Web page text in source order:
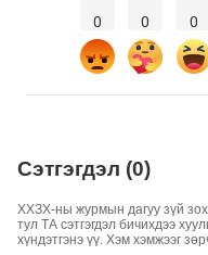
0 0 0
Сэтгэгдэл (0)
ХХЗХ-ны журмын дагуу зүй
тул ТА сэтгэгдэл бичихдээ
хүндэтгэнэ үү. Хэм хэмжээг